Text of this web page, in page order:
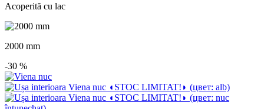
Acoperită cu lac
2000 mm
-30 %